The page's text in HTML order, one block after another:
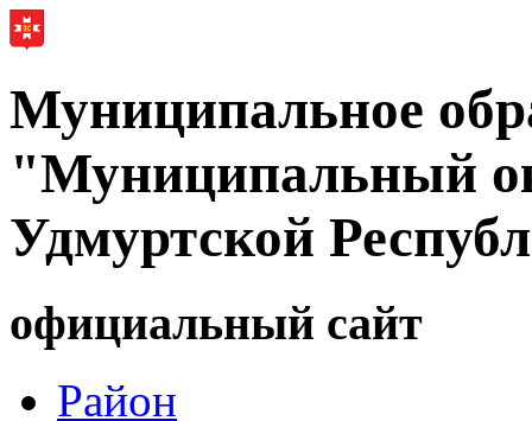
Муниципальное
"Муниципальный
Удмуртской
официальный сайт
Район